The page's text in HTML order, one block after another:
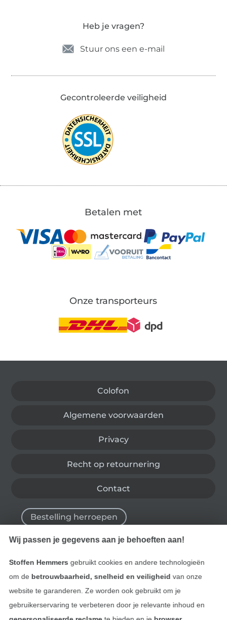
Heb je vragen?
Stuur ons een e-mail
Gecontroleerde veiligheid
Betalen met
Onze transporteurs
Colofon
Algemene voorwaarden
Privacy
Recht op retournering
Contact
Bestelling herroepen
Vind meer inspiratie
Wij passen je gegevens aan je behoeften aan!
Stoffen Hemmers gebruikt cookies en andere technologieën
om de betrouwbaarheid, snelheid en veiligheid van onze
website te garanderen. Ze worden ook gebruikt om je
gebruikerservaring te verbeteren door je relevante inhoud en